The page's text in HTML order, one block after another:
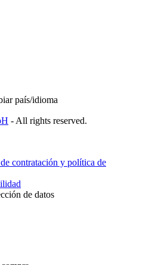
país/idioma
- All rights reserved.
contratación y política de
de datos